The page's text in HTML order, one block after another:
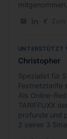
UNTERSTÜTZT
Christopher
Spezialist für
Festnetztarife
Als Online-
TARIFFUXX
profunde und
2 seiner 3